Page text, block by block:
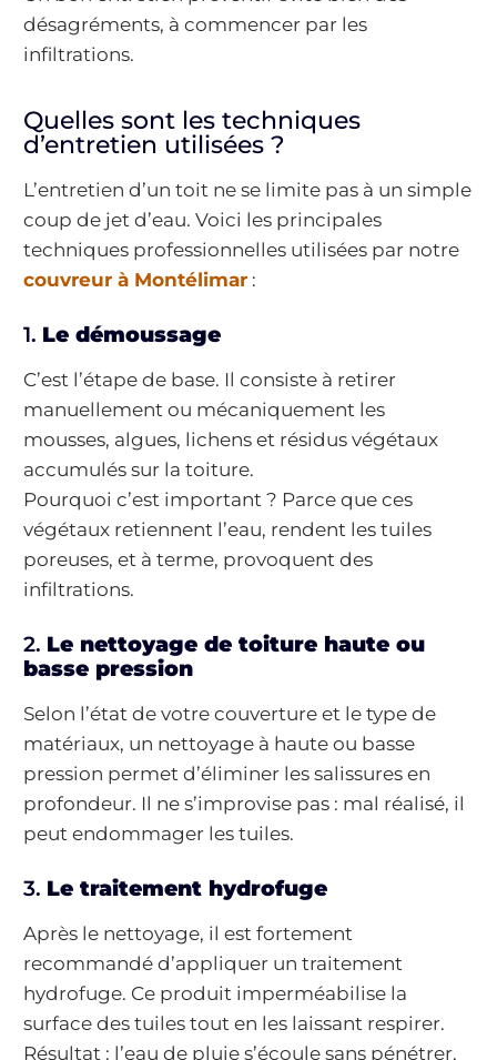
désagréments, à commencer par les
infiltrations.
Quelles sont les techniques
d’entretien utilisées ?
L’entretien d’un toit ne se limite pas à un simple
coup de jet d’eau. Voici les principales
techniques professionnelles utilisées par notre
couvreur à Montélimar :
1. Le démoussage
C’est l’étape de base. Il consiste à retirer
manuellement ou mécaniquement les
mousses, algues, lichens et résidus végétaux
accumulés sur la toiture.
Pourquoi c’est important ? Parce que ces
végétaux retiennent l’eau, rendent les tuiles
poreuses, et à terme, provoquent des
infiltrations.
2. Le nettoyage de toiture haute ou
basse pression
Selon l’état de votre couverture et le type de
matériaux, un nettoyage à haute ou basse
pression permet d’éliminer les salissures en
profondeur. Il ne s’improvise pas : mal réalisé, il
peut endommager les tuiles.
3. Le traitement hydrofuge
Après le nettoyage, il est fortement
recommandé d’appliquer un traitement
hydrofuge. Ce produit imperméabilise la
surface des tuiles tout en les laissant respirer.
Résultat : l’eau de pluie s’écoule sans pénétrer,